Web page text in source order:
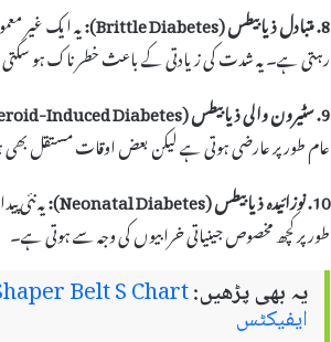
8. متبادل ذیابیطس (Brittle Diabetes):
یہ ایک غیر
رہتی ہے۔ یہ شدت کی زیادتی کے باعث خطرناک ہو
9. سٹیرون والی ذیابیطس (Steroid-Induced Diabetes):
عام طور پر عارضی ہوتی ہے لیکن بعض اوقات مستقل
10. نوزائیدہ ذیابیطس (Neonatal Diabetes):
یہ نئی
طور پر کچھ مخصوص جینیاتی خرابیوں کی وجہ سے ہوتی ہے۔
یہ بھی پڑھیں:
ایفیکٹس